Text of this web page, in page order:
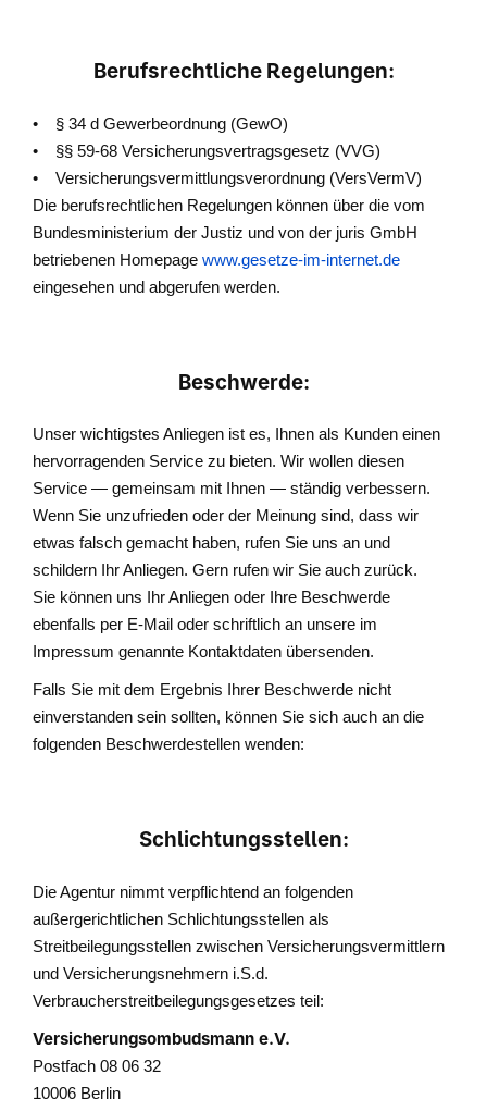
Berufsrechtliche Regelungen:
• § 34 d Gewerbeordnung (GewO)
• §§ 59-68 Versicherungsvertragsgesetz (VVG)
• Versicherungsvermittlungsverordnung (VersVermV)
Die berufsrechtlichen Regelungen können über die vom
Bundesministerium der Justiz und von der juris GmbH
betriebenen Homepage www.gesetze-im-internet.de
eingesehen und abgerufen werden.
Beschwerde:
Unser wichtigstes Anliegen ist es, Ihnen als Kunden einen
hervorragenden Service zu bieten. Wir wollen diesen
Service — gemeinsam mit Ihnen — ständig verbessern.
Wenn Sie unzufrieden oder der Meinung sind, dass wir
etwas falsch gemacht haben, rufen Sie uns an und
schildern Ihr Anliegen. Gern rufen wir Sie auch zurück.
Sie können uns Ihr Anliegen oder Ihre Beschwerde
ebenfalls per E-Mail oder schriftlich an unsere im
Impressum genannte Kontaktdaten übersenden.
Falls Sie mit dem Ergebnis Ihrer Beschwerde nicht
einverstanden sein sollten, können Sie sich auch an die
folgenden Beschwerdestellen wenden:
Schlichtungsstellen:
Die Agentur nimmt verpflichtend an folgenden
außergerichtlichen Schlichtungsstellen als
Streitbeilegungsstellen zwischen Versicherungsvermittlern
und Versicherungsnehmern i.S.d.
Verbraucherstreitbeilegungsgesetzes teil:
Versicherungsombudsmann e.V.
Postfach 08 06 32
10006 Berlin